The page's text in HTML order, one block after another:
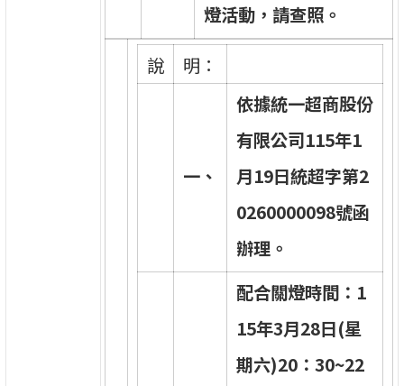
燈活動， 請查照。
說
明：
一、
依據統一超商股份
有限公司115年1
月19日統超字第2
0260000098號函
辦理。
配合關燈時間： 1
15年3月28日(星
期六)20： 30~22